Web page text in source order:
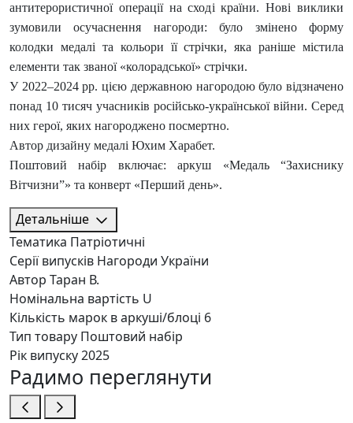
антитерористичної операції на сході країни. Нові виклики
зумовили осучаснення нагороди: було змінено форму
колодки медалі та кольори її стрічки, яка раніше містила
елементи так званої «колорадської» стрічки.
У 2022–2024 рр. цією державною нагородою було відзначено
понад 10 тисяч учасників російсько-української війни. Серед
них герої, яких нагороджено посмертно.
Автор дизайну медалі Юхим Харабет.
Поштовий набір включає: аркуш «Медаль “Захиснику
Вітчизни”» та конверт «Перший день».
Детальніше
Тематика Патріотичні
Серії випусків Нагороди України
Автор Таран В.
Номінальна вартість U
Кількість марок в аркуші/блоці 6
Тип товару Поштовий набір
Рік випуску2025
Радимо переглянути